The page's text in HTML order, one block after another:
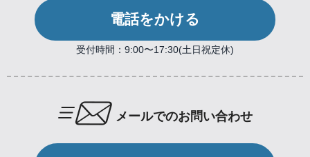
電話をかける
受付時間：9:00〜17:30(土日祝定休)
メールでのお問い合わせ